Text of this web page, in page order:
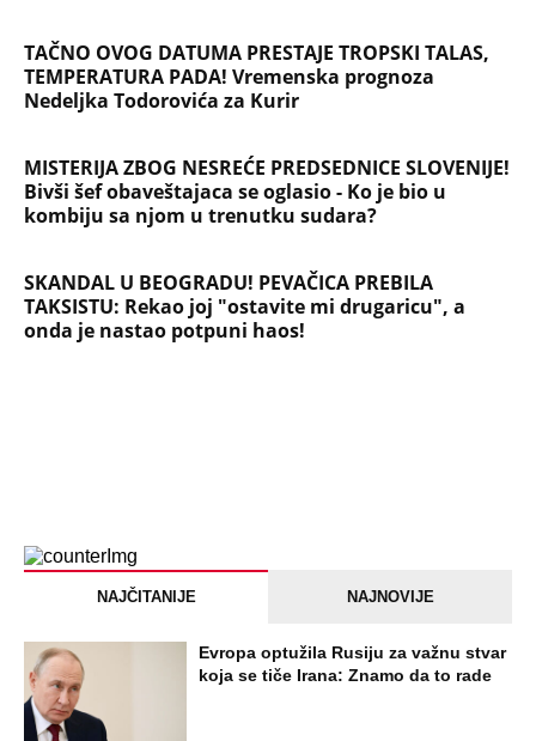
TAČNO OVOG DATUMA PRESTAJE TROPSKI TALAS,
TEMPERATURA PADA! Vremenska prognoza
Nedeljka Todorovića za Kurir
MISTERIJA ZBOG NESREĆE PREDSEDNICE SLOVENIJE!
Bivši šef obaveštajaca se oglasio - Ko je bio u
kombiju sa njom u trenutku sudara?
SKANDAL U BEOGRADU! PEVAČICA PREBILA
TAKSISTU: Rekao joj "ostavite mi drugaricu", a
onda je nastao potpuni haos!
NAJČITANIJE NAJNOVIJE
Evropa optužila Rusiju za važnu stvar
koja se tiče Irana: Znamo da to rade